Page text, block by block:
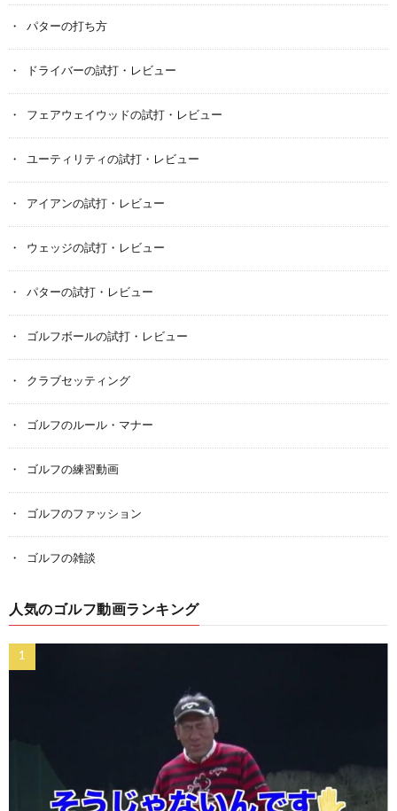
パターの打ち方
ドライバーの試打・レビュー
フェアウェイウッドの試打・レビュー
ユーティリティの試打・レビュー
アイアンの試打・レビュー
ウェッジの試打・レビュー
パターの試打・レビュー
ゴルフボールの試打・レビュー
クラブセッティング
ゴルフのルール・マナー
ゴルフの練習動画
ゴルフのファッション
ゴルフの雑談
人気のゴルフ動画ランキング